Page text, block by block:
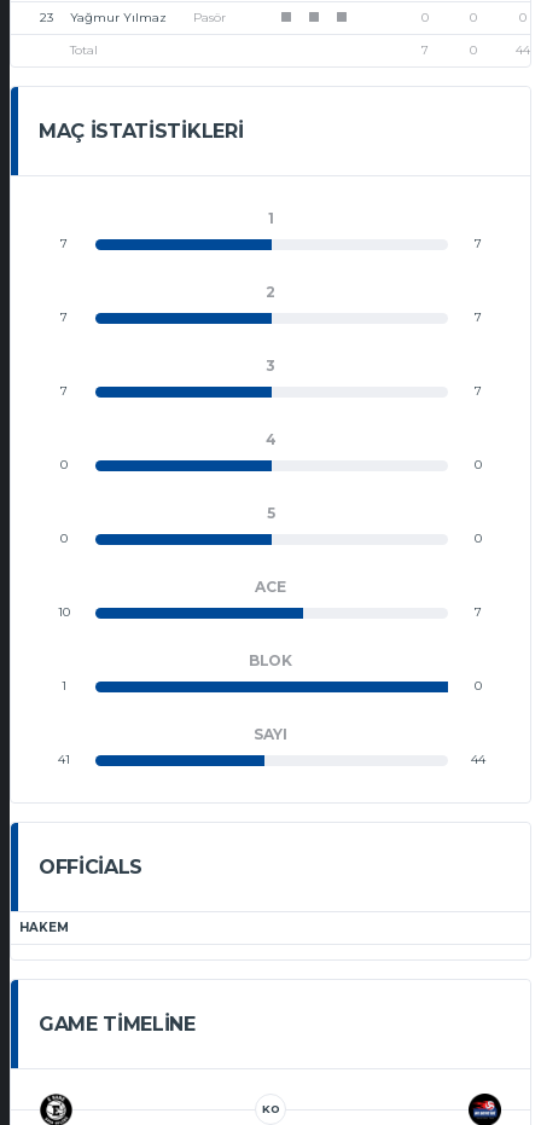
23 Yağmur Yılmaz Pasör 0 0 0
Total 7 0 44
MAÇ İSTATISTIKLERI
1
7 7
2
7 7
3
7 7
4
0 0
5
0 0
ACE
10 7
BLOK
1 0
SAYI
41 44
OFFICIALS
HAKEM
GAME TIMELINE
KO